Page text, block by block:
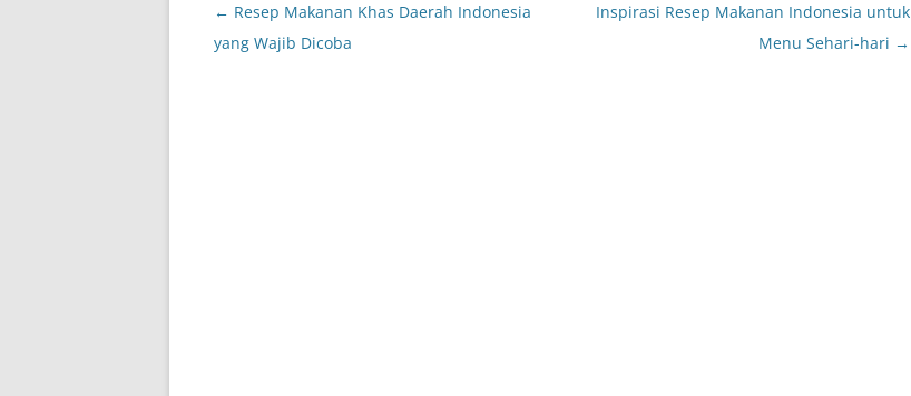
Post
navigation
← Resep Makanan Khas Daerah Indonesia
yang Wajib Dicoba
Inspirasi Resep Makanan Indonesia untuk
Menu Sehari-hari →